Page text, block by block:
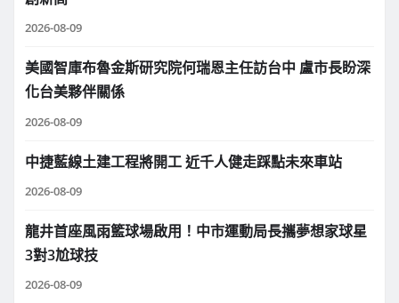
2026-08-09
美國智庫布魯金斯研究院何瑞恩主任訪台中 盧市長盼深
化台美夥伴關係
2026-08-09
中捷藍線土建工程將開工 近千人健走踩點未來車站
2026-08-09
龍井首座風雨籃球場啟用！中市運動局長攜夢想家球星
3對3尬球技
2026-08-09